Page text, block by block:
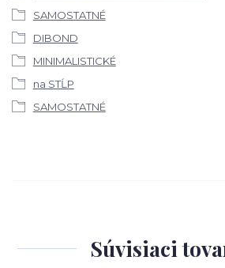
SAMOSTATNÉ
DIBOND
MINIMALISTICKÉ
na STĹP
SAMOSTATNÉ
Súvisiaci